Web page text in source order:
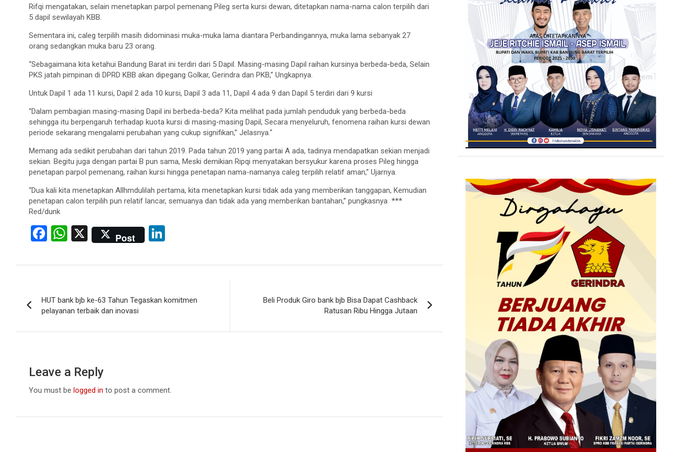
Rifqi mengatakan, selain menetapkan parpol pemenang Pileg serta kursi dewan, ditetapkan nama-nama calon terpilih dari
5 dapil sewilayah KBB.
Sementara ini, caleg terpilih masih didominasi muka-muka lama diantara Perbandingannya, muka lama sebanyak 27
orang sedangkan muka baru 23 orang.
“Sebagaimana kita ketahui Bandung Barat ini terdiri dari 5 Dapil. Masing-masing Dapil raihan kursinya berbeda-beda, Selain
PKS jatah pimpinan di DPRD KBB akan dipegang Golkar, Gerindra dan PKB,” Ungkapnya.
Untuk Dapil 1 ada 11 kursi, Dapil 2 ada 10 kursi, Dapil 3 ada 11, Dapil 4 ada 9 dan Dapil 5 terdiri dari 9 kursi
“Dalam pembagian masing-masing Dapil ini berbeda-beda? Kita melihat pada jumlah penduduk yang berbeda-beda
sehingga itu berpengaruh terhadap kuota kursi di masing-masing Dapil, Secara menyeluruh, fenomena raihan kursi dewan
periode sekarang mengalami perubahan yang cukup signifikan,” Jelasnya.“
Memang ada sedikit perubahan dari tahun 2019. Pada tahun 2019 yang partai A ada, tadinya mendapatkan sekian menjadi
sekian. Begitu juga dengan partai B pun sama, Meski demikian Ripqi menyatakan bersyukur karena proses Pileg hingga
penetapan parpol pemenang, raihan kursi hingga penetapan nama-namanya caleg terpilih relatif aman,” Ujarnya.
“Dua kali kita menetapkan Allhmdulilah pertama, kita menetapkan kursi tidak ada yang memberikan tanggapan, Kemudian
penetapan calon terpilih pun relatif lancar, semuanya dan tidak ada yang memberikan bantahan,” pungkasnya ***
Red/dunk
F
ce
o
o
k
W
at
A
p
p
X Post
ke
n
navigation
HUT bank bjb ke-63 Tahun Tegaskan komitmen
pelayanan terbaik dan inovasi
Beli Produk Giro bank bjb Bisa Dapat Cashback
Ratusan Ribu Hingga Jutaan
Leave a Reply
You must be logged in to post a comment.